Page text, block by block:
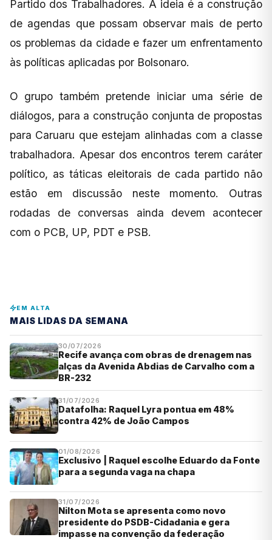
Partido dos Trabalhadores. A ideia é a construção
de agendas que possam observar mais de perto
os problemas da cidade e fazer um enfrentamento
às políticas aplicadas por Bolsonaro.
O grupo também pretende iniciar uma série de
diálogos, para a construção conjunta de propostas
para Caruaru que estejam alinhadas com a classe
trabalhadora. Apesar dos encontros terem caráter
político, as táticas eleitorais de cada partido não
estão em discussão neste momento. Outras
rodadas de conversas ainda devem acontecer
com o PCB, UP, PDT e PSB.
EM ALTA
MAIS LIDAS DA SEMANA
30/07/2026
Recife avança com obras de drenagem nas
alças da Avenida Abdias de Carvalho com a
BR-232
31/07/2026
Datafolha: Raquel Lyra pontua em 48%
contra 42% de João Campos
01/08/2026
Exclusivo | Raquel escolhe Eduardo da Fonte
para a segunda vaga na chapa
31/07/2026
Nilton Mota se apresenta como novo
presidente do PSDB-Cidadania e gera
impasse na convenção da federação